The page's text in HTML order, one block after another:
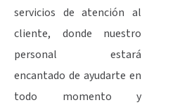
servicios de atención al
cliente, donde nuestro
personal estará
encantado de ayudarte en
todo momento y